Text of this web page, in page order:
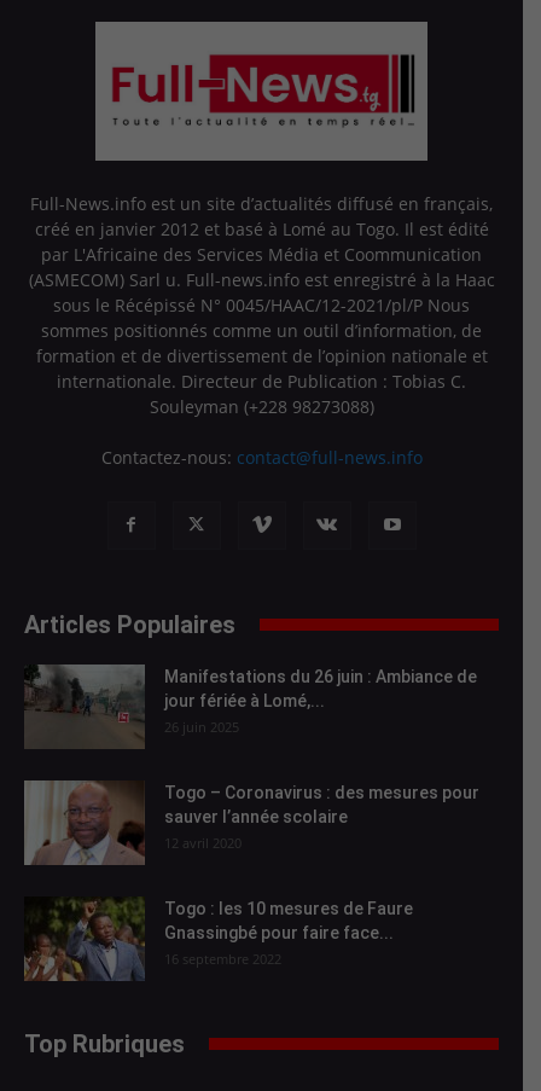
Full-News.info est un site d’actualités diffusé en français,
créé en janvier 2012 et basé à Lomé au Togo. Il est édité
par L'Africaine des Services Média et Coommunication
(ASMECOM) Sarl u. Full-news.info est enregistré à la Haac
sous le Récépissé N° 0045/HAAC/12-2021/pl/P Nous
sommes positionnés comme un outil d’information, de
formation et de divertissement de l’opinion nationale et
internationale. Directeur de Publication : Tobias C.
Souleyman (+228 98273088)
Contactez-nous: contact@full-news.info
Articles Populaires
Manifestations du 26 juin : Ambiance de
jour fériée à Lomé,...
26 juin 2025
Togo – Coronavirus : des mesures pour
sauver l’année scolaire
12 avril 2020
Togo : les 10 mesures de Faure
Gnassingbé pour faire face...
16 septembre 2022
Top Rubriques